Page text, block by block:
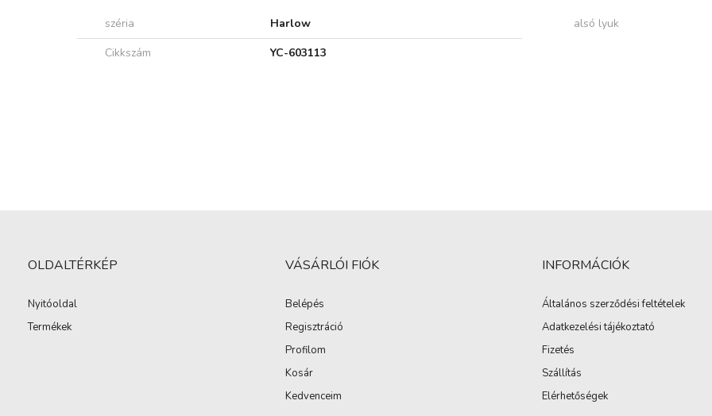
széria Harlow
alsó lyuk
Cikkszám
YC-603113
OLDALTÉRKÉP
Nyitóoldal
Termékek
VÁSÁRLÓI FIÓK
Belépés
Regisztráció
Profilom
Kosár
Kedvenceim
INFORMÁCIÓK
Általános szerződési feltételek
Adatkezelési tájékoztató
Fizetés
Szállítás
Elérhetőségek